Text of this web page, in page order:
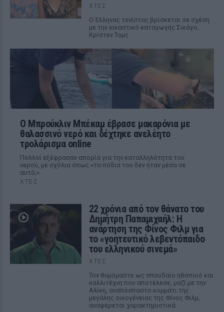
ΧΤΕΣ
Ο Έλληνας τενίστας βρίσκεται σε σχέση
με την εικαστικό καταγωγής Σικάγο,
Κρίστεν Τομς
Ο Μπρούκλιν Μπέκαμ έβρασε μακαρόνια με
θαλασσινό νερό και δέχτηκε ανελέητο
τρολάρισμα online
Πολλοί εξέφρασαν απορία για την καταλληλότητα του
νερού, με σχόλια όπως «τα πόδια του δεν ήταν μέσα σε
αυτό;»
ΧΤΕΣ
22 χρόνια από τον θάνατο του
Δημήτρη Παπαμιχαήλ: Η
ανάρτηση της Φίνος Φιλμ για
το «γοητευτικό λεβεντόπαιδο
του ελληνικού σινεμά»
ΧΤΕΣ
Τον θυμόμαστε ως σπουδαίο ηθοποιό και
καλλιτέχνη που αποτέλεσε, μαζί με την
Αλίκη, αναπόσπαστο κομμάτι της
μεγάλης οικογένειας της Φίνος Φιλμ,
αναφέρεται χαρακτηριστικά